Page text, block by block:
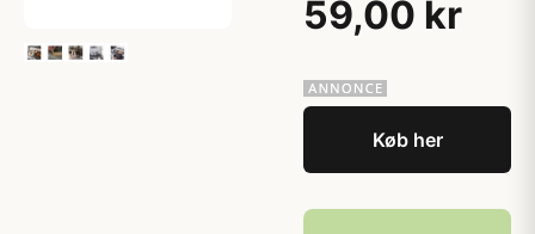
59,00 kr
Køb her